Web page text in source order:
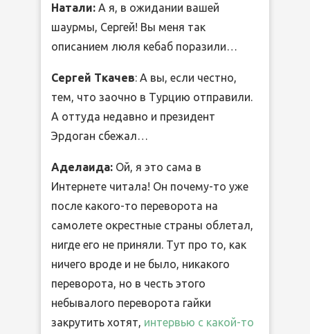
Натали: А я, в ожидании вашей
шаурмы, Сергей! Вы меня так
описанием люля кебаб поразили…
Сергей Ткачев: А вы, если честно,
тем, что заочно в Турцию отправили.
А оттуда недавно и президент
Эрдоган сбежал…
Аделаида: Ой, я это сама в
Интернете читала! Он почему-то уже
после какого-то переворота на
самолете окрестные страны облетал,
нигде его не приняли. Тут про то, как
ничего вроде и не было, никакого
переворота, но в честь этого
небывалого переворота гайки
закрутить хотят, интервью с какой-то